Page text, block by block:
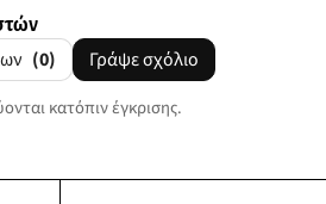
(0) Γράψε σχόλιο
κατόπιν έγκρισης.